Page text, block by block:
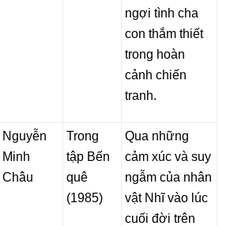
ngợi tình cha
con thắm thiết
trong hoàn
cảnh chiến
tranh.
Nguyễn
Minh
Châu
Trong
tập Bến
quê
(1985)
Qua những
cảm xúc và suy
ngẫm của nhân
vật Nhĩ vào lúc
cuối đời trên